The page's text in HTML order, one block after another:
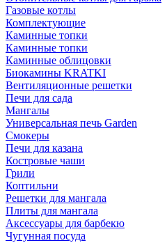
Газовые котлы
Комплектующие
Каминные топки
Каминные топки
Каминные облицовки
Биокамины KRATKI
Вентиляционные решетки
Печи для сада
Мангалы
Универсальная печь Garden
Смокеры
Печи для казана
Костровые чаши
Грили
Коптильни
Решетки для мангала
Плиты для мангала
Аксессуары для барбекю
Чугунная посуда